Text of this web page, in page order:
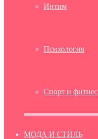
Интим
Психология
Спорт и фитнес
МОДА И СТИЛЬ